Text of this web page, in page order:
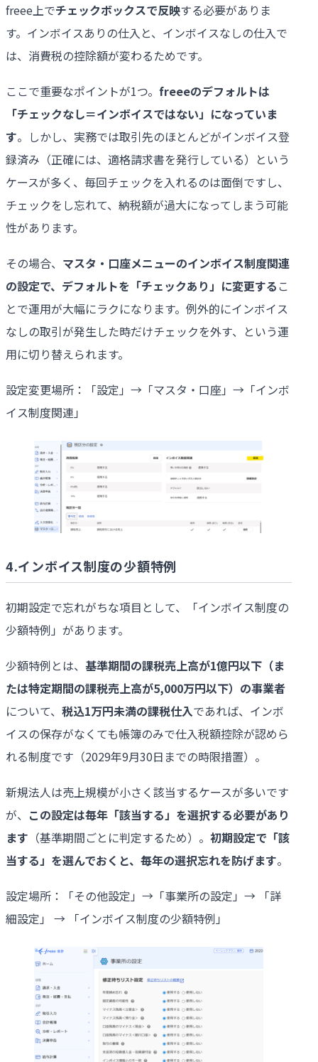
freee上でチェックボックスで反映する必要がありま
す。インボイスありの仕入と、インボイスなしの仕入で
は、消費税の控除額が変わるためです。
ここで重要なポイントが1つ。 freeeのデフォルトは
「チェックなし＝インボイスではない」になっていま
す。しかし、実務では取引先のほとんどがインボイス登
録済み（正確には、適格請求書を発行している）という
ケースが多く、毎回チェックを入れるのは面倒ですし、
チェックをし忘れて、納税額が過大になってしまう可能
性があります。
その場合、 マスタ・口座メニューのインボイス制度関連
の設定で、デフォルトを「チェックあり」に変更する こ
とで運用が大幅にラクになります。例外的にインボイス
なしの取引が発生した時だけチェックを外す、という運
用に切り替えられます。
設定変更場所：「設定」→「マスタ・口座」→「インボ
イス制度関連」
4.インボイス制度の少額特例
初期設定で忘れがちな項目として、「インボイス制度の
少額特例」があります。
少額特例とは、 基準期間の課税売上高が1億円以下（ま
たは特定期間の課税売上高が5,000万円以下）の事業者
について、 税込1万円未満の課税仕入であれば、インボ
イスの保存がなくても帳簿のみで仕入税額控除が認めら
れる制度です（2029年9月30日までの時限措置）。
新規法人は売上規模が小さく該当するケースが多いです
が、 この設定は毎年「該当する」を選択する必要があり
ます （基準期間ごとに判定するため）。 初期設定で「該
当する」を選んでおくと、毎年の選択忘れを防げます。
設定場所：「その他設定」→「事業所の設定」→ 「詳
細設定」 → 「インボイス制度の少額特例」